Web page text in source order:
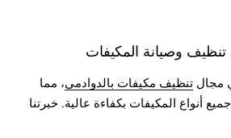
وصيانة المكيفات
مجال تنظيف مكيفات بالدوادمي، مما
أنواع المكيفات بكفاءة عالية. خبرتنا